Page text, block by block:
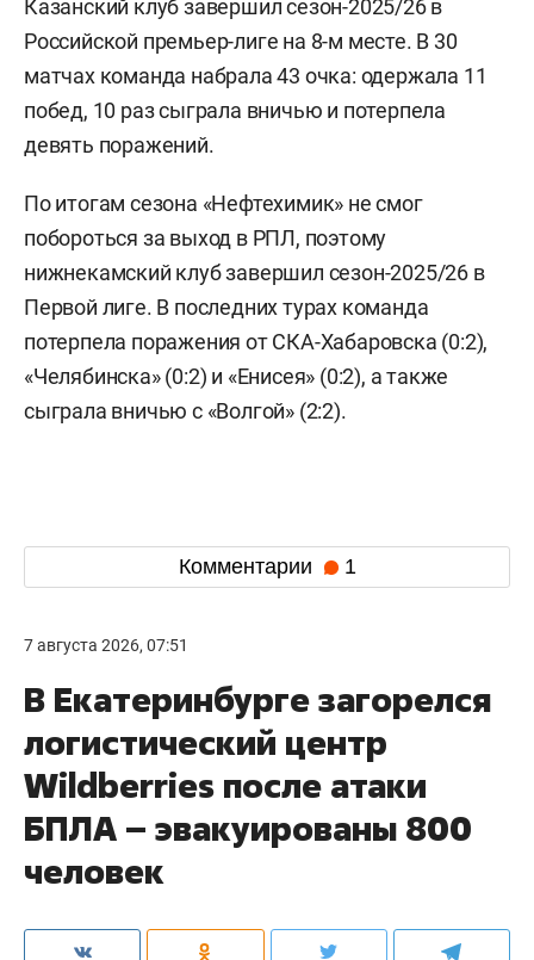
Казанский клуб завершил сезон-2025/26 в
Российской премьер-лиге на 8-м месте. В 30
матчах команда набрала 43 очка: одержала 11
побед, 10 раз сыграла вничью и потерпела
девять поражений.
По итогам сезона «Нефтехимик» не смог
побороться за выход в РПЛ, поэтому
нижнекамский клуб завершил сезон-2025/26 в
Первой лиге. В последних турах команда
потерпела поражения от СКА-Хабаровска (0:2),
«Челябинска» (0:2) и «Енисея» (0:2), а также
сыграла вничью с «Волгой» (2:2).
Комментарии 1
7 августа 2026, 07:51
В Екатеринбурге загорелся
логистический центр
Wildberries после атаки
БПЛА – эвакуированы 800
человек